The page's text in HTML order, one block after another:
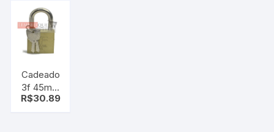
Cadeado
3f 45mm
grande
R$30.89